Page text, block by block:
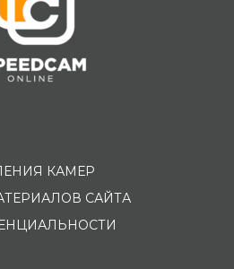
КАМЕР
САЙТА